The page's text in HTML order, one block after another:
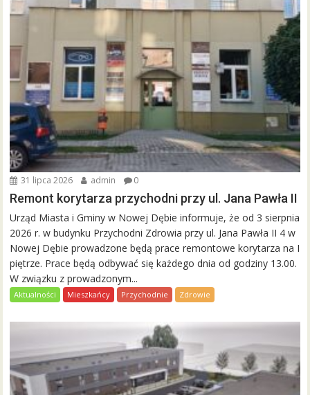
31 lipca 2026 admin 0
Remont korytarza przychodni przy ul. Jana Pawła II
Urząd Miasta i Gminy w Nowej Dębie informuje, że od 3 sierpnia
2026 r. w budynku Przychodni Zdrowia przy ul. Jana Pawła II 4 w
Nowej Dębie prowadzone będą prace remontowe korytarza na I
piętrze. Prace będą odbywać się każdego dnia od godziny 13.00.
W związku z prowadzonym...
Aktualności Mieszkańcy Przychodnie Zdrowie